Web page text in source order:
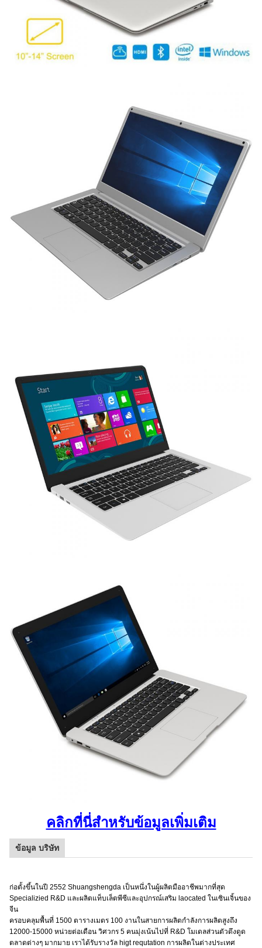
คลิกที่นี่สำหรับข้อมูลเพิ่มเติม
ข้อมูล บริษัท
ก่อตั้งขึ้นในปี 2552 Shuangshengda เป็นหนึ่งในผู้ผลิตมืออาชีพมากที่สุด
Specializied R&D และผลิตแท็บเล็ตพีซีและอุปกรณ์เสริม laocated ในเซินเจิ้นของ
จีน
ครอบคลุมพื้นที่ 1500 ตารางเมตร 100 งานในสายการผลิตกำลังการผลิตสูงถึง
12000-15000 หน่วยต่อเดือน วิศวกร 5 คนมุ่งเน้นไปที่ R&D โมเดลส่วนตัวดึงดูด
ตลาดต่างๆ มากมาย เราได้รับรางวัล higt requtation การผลิตในต่างประเทศ